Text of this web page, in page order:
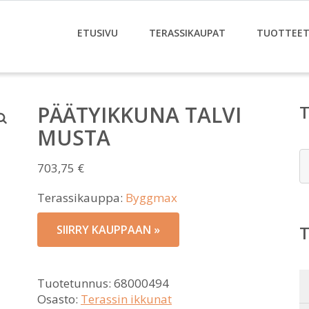
ETUSIVU TERASSIKAUPAT TUOTTEET
PÄÄTYIKKUNA TALVI
MUSTA
703,75 €
Terassikauppa: Byggmax
SIIRRY KAUPPAAN »
Tuotetunnus: 68000494
Osasto: Terassin ikkunat